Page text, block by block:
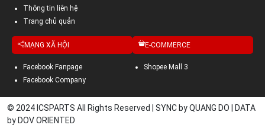
Thông tin liên hệ
Trang chủ quản
MẠNG XÃ HỘI
Facebook Fanpage
Facebook Company
E-COMMERCE
Shopee Mall 3
© 2024 ICSPARTS All Rights Reserved | SYNC by QUANG DO | DATA
by DOV ORIENTED